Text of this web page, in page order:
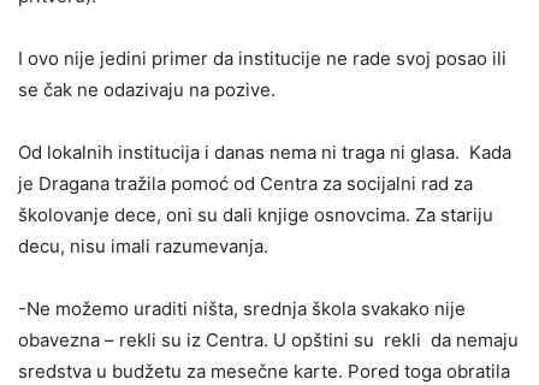
I ovo nije jedini primer da institucije ne rade svoj posao ili
se čak ne odazivaju na pozive.
Od lokalnih institucija i danas nema ni traga ni glasa. Kada
je Dragana tražila pomoć od Centra za socijalni rad za
školovanje dece, oni su dali knjige osnovcima. Za stariju
decu, nisu imali razumevanja.
-Ne možemo uraditi ništa, srednja škola svakako nije
obavezna – rekli su iz Centra. U opštini su rekli da nemaju
sredstva u budžetu za mesečne karte. Pored toga obratila